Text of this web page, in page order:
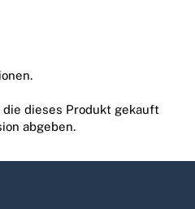
dieses Produkt gekauft
abgeben.